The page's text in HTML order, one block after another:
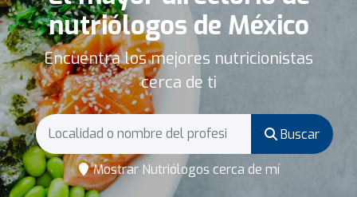
nutriólogos de México
Encuentra los mejores nutricionistas
cerca de ti
Buscar
Mostrar Nutriólogos cerca de mí